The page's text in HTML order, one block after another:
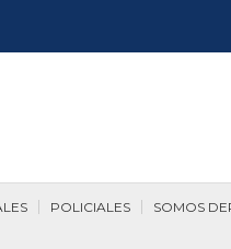
SOMOS
POLICIALES